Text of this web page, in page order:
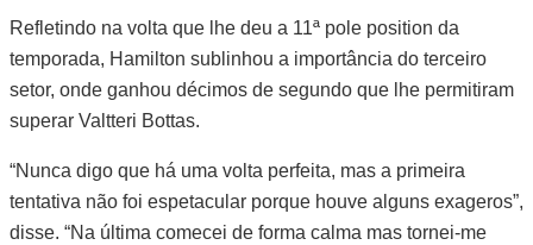
Refletindo na volta que lhe deu a 11ª pole position da
temporada, Hamilton sublinhou a importância do terceiro
setor, onde ganhou décimos de segundo que lhe permitiram
superar Valtteri Bottas.
“Nunca digo que há uma volta perfeita, mas a primeira
tentativa não foi espetacular porque houve alguns exageros”,
disse. “Na última comecei de forma calma mas tornei-me